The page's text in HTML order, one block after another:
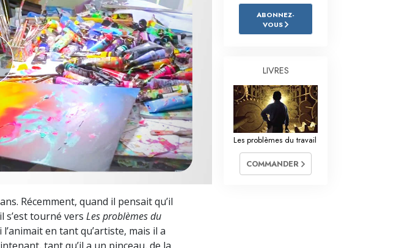
L’échelle des tons émotionnels
Réponses aux drogues
Les enfants
Des outils pour le monde du travail
L’éthique et les conditions
La raison de l’oppression
Les investigations
Les fondements de l’organisation
Récemment, quand il pensait qu’il
tourné vers Les problèmes du
en tant qu’artiste, mais il a
ABONNEZ-
VOUS
LIVRES
Les problèmes du travail
COMMANDER